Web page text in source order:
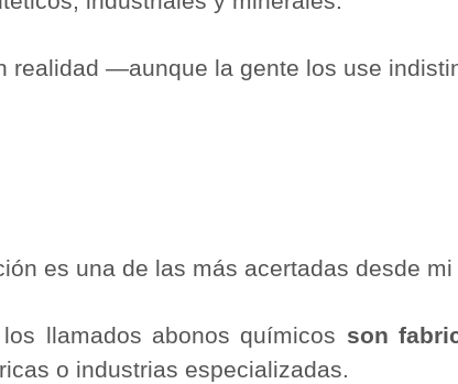
realidad ―aunque la gente los use
es una de las más acertadas desde
llamados abonos químicos son
o industrias especializadas.